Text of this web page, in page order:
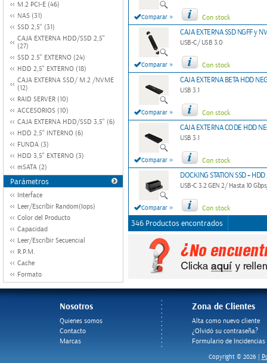
M.2 PCI-E (46)
NAS (31)
SSD 2,5'' (31)
CAJA EXTERNA HDD/SSD 2,5"
(27)
SSD 2.5" EXTERNO (24)
HDD 2,5" EXTERNO (18)
CAJA EXTERNA SSD/ M.2 /NVME
(12)
RAID SERVER (10)
ACCESORIOS (10)
CAJA EXTERNA HDD/SSD 3,5" (6)
HDD 2,5" INTERNO (6)
FUNDA (3)
HDD 3,5" EXTERNO (3)
mSATA (2)
Parámetros
Interface
Leer/Escribir Random(Iops)
Color del Producto
Capacidad
Leer/Escribir Secuencial
R.P.M.
Cache
Formato
Comparar » Con stock
Comparar »
CAJA EXTERNA SSD NGFF y
USB-C/ USB 3.0
Con stock
Comparar »
CAJA EXTERNA BETA HDD
USB 3.1
Con stock
Comparar »
CAJA EXTERNA CODE HDD
USB 3.1
Con stock
Comparar »
DOCKING STATION SSD +
USB-C 3.2 GEN 2/ Hasta 10
Con stock
346 Productos encontrados
Nosotros
Quienes somos
Contacto
Marcas
Zona de Clientes
Alta como nuevo cliente
¿Olvidó su contraseña?
Formulario de Incidencias
Copyright © 2026 |